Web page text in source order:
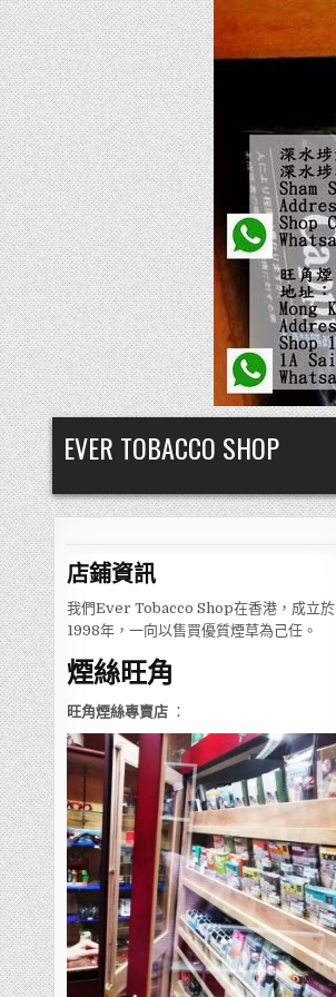
Skip
to
content
EVER TOBACCO SHOP
店鋪資訊
我們Ever Tobacco Shop在香港，成立於
1998年，一向以售買優質煙草為己任。
煙絲旺角
旺角煙絲專賣店 ：